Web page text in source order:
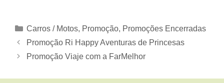
Categorias
Carros / Motos, Promoção, Promoções Encerradas
Promoção Ri Happy Aventuras de Princesas
Promoção Viaje com a FarMelhor